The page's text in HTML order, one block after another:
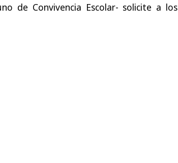
de Convivencia Escolar- solicite a los